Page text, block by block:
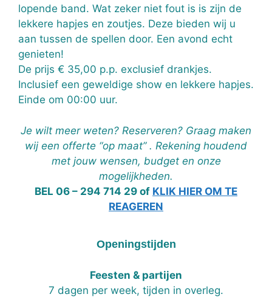
lopende band. Wat zeker niet fout is is zijn de
lekkere hapjes en zoutjes. Deze bieden wij u
aan tussen de spellen door. Een avond echt
genieten!
De prijs € 35,00 p.p. exclusief drankjes.
Inclusief een geweldige show en lekkere hapjes.
Einde om 00:00 uur.
Je wilt meer weten? Reserveren? Graag maken
wij een offerte “op maat” . Rekening houdend
met jouw wensen, budget en onze
mogelijkheden.
BEL 06 – 294 714 29 of KLIK HIER OM TE
REAGEREN
Openingstijden
Feesten & partijen
7 dagen per week, tijden in overleg.